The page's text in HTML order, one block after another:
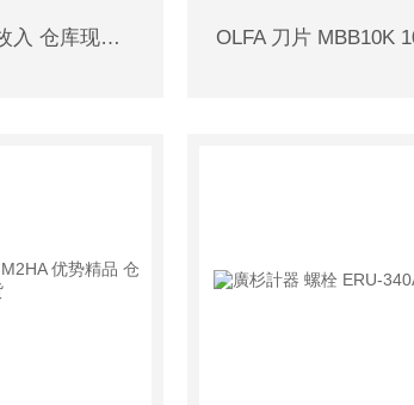
OLFA 刀片 HB5K 5枚入 仓库现货 精品供货